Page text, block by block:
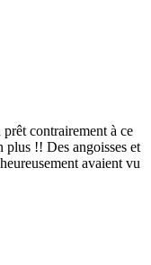
contrairement à ce
plus !! Des angoisses et
avaient vu